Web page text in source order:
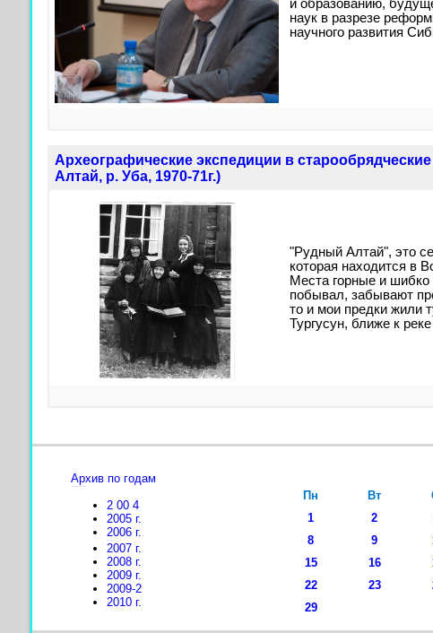
и образованию,
наук в разрезе
научного развития
Археографические экспедиции в
Алтай, р. Уба, 1970-71г.)
"Рудный Алтай", это
которая находится в
Места горные и шибко
побывал, забывают
то и мои предки жили
Тургусун, ближе к
Архив по годам
2 00 4
2005 г.
2006 г.
2007 г.
2008 г.
2009 г.
2009-2
2010 г.
Пн
Вт
1
2
8
9
15
16
22
23
29